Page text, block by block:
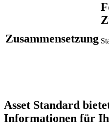
Zusammensetzung
Asset Standard
Informationen für